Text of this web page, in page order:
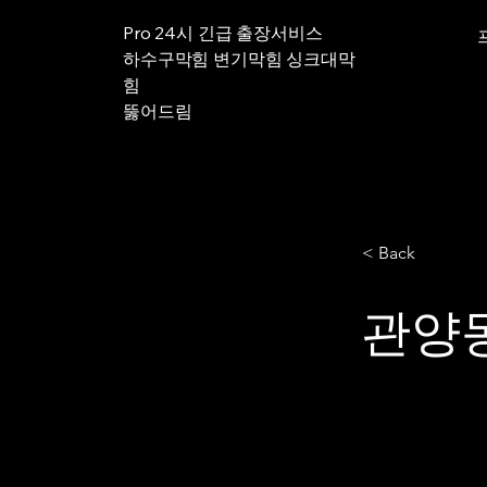
Pro 24시 긴급 출장서비스
하수구막힘 변기막힘 싱크대막
힘
뚫어드림
< Back
관양